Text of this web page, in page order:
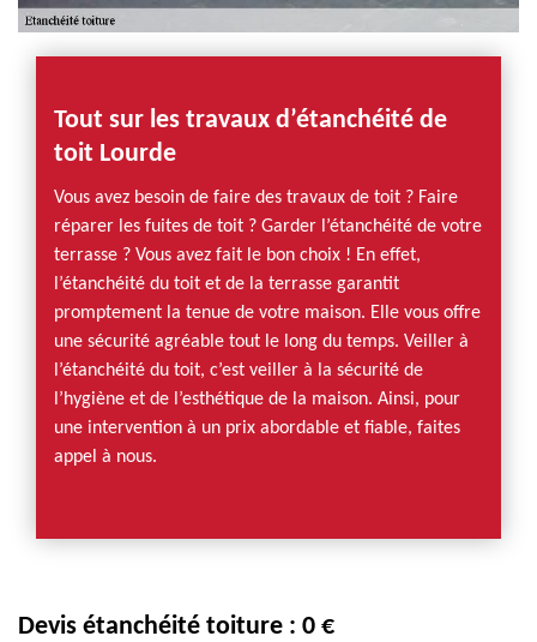
Tout sur les travaux d’étanchéité de
toit Lourde
Vous avez besoin de faire des travaux de toit ? Faire
réparer les fuites de toit ? Garder l’étanchéité de votre
terrasse ? Vous avez fait le bon choix ! En effet,
l’étanchéité du toit et de la terrasse garantit
promptement la tenue de votre maison. Elle vous offre
une sécurité agréable tout le long du temps. Veiller à
l’étanchéité du toit, c’est veiller à la sécurité de
l’hygiène et de l’esthétique de la maison. Ainsi, pour
une intervention à un prix abordable et fiable, faites
appel à nous.
Devis étanchéité toiture : 0 €